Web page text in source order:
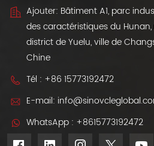
Ajouter: Bâtiment A1, parc
des caractéristiques du Hunan,
district de Yuelu, ville de
Chine
Tél : +86 15773192472
E-mail:
WhatsApp : +8615773192472